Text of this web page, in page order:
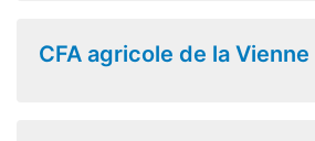
CFA agricole de la Vienne